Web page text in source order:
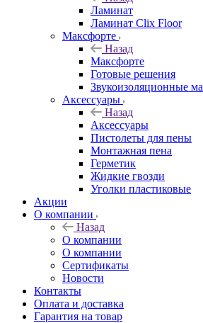
Ламинат
Ламинат Clix Floor
Максфорте
Назад
Максфорте
Готовые решения
Звукоизоляционные
Аксессуары
Назад
Аксессуары
Пистолеты для пены
Монтажная пена
Герметик
Жидкие гвозди
Уголки пластиковые
Акции
О компании
Назад
О компании
О компании
Сертификаты
Новости
Контакты
Оплата и доставка
Гарантия на товар